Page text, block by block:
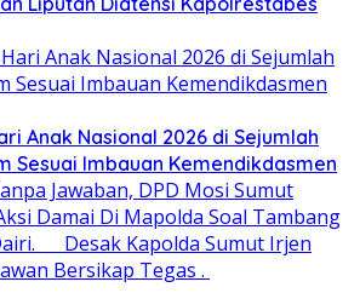
Anak Nasional 2026 di Sejumlah
Sesuai Imbauan Kemendikdasmen